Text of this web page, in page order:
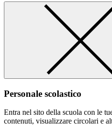
Personale scolastico
Entra nel sito della scuola con le
contenuti, visualizzare circolari e